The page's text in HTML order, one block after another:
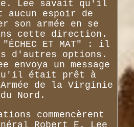
Lee savait qu'il
espoir de
armée en se
cette direction.
ET MAT" : il
d'autres options.
envoya un message
était prêt à
de la Virginie
du Nord.
commencèrent
Robert E. Lee